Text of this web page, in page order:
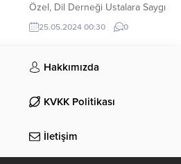
Özel, Dil Derneği Ustalara Saygı
Gecesi'nde konuştu, Talim
Terbiye Kurulu'nun yeni müfredat
kafanın yaptığı müfredattan hiçbir
şey olmaz" dedi.
25.05.2024 00:30 0
Hakkımızda
KVKK Politikası
İletişim